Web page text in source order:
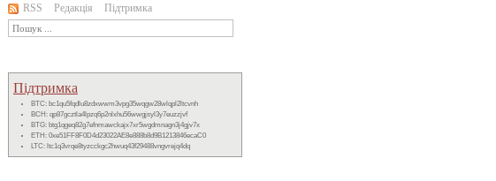
RSS Редакція Підтримка
Підтримка
BTC: bc1qu5fqdlu8zdxwwm3vpg35wqgw28wlqpl2ltcvnh
BCH: qp87gcztla4lpzq6p2nlxhu56wwgjsyl3y7euzzjvf
BTG: btg1qgeq82g7efnmawckajx7xr5wgdmnagn3j4gjv7x
ETH: 0xe51FF8F0D4d23022AE8e888b8d9B1213846ecaC0
LTC: ltc1q3vrqe8tyzcckgc2hwuq43f29488vngvrejq4dq